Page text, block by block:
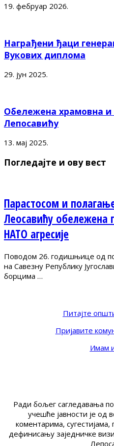
19. фебруар 2026.
Награђени ђаци
Вукових диплома
29. јун 2025.
Обележена храмовна
Лепосавићу
13. мај 2025.
Погледајте и ову вест
Парастосом и
Леосавићу
НАТО агресије
Поводом 26. годишњице од
на Савезну Републику
борцима …
Питајте
Пријавите
Имам
Ради бољег сагледавања
учешће јавности је од
коментарима,
дефинисању заједничке